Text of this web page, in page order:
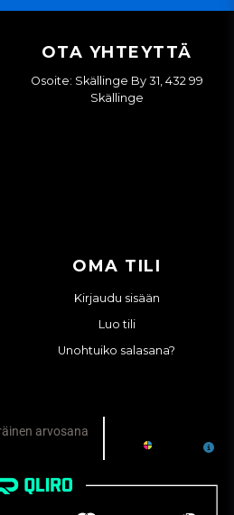
OTA YHTEYTTÄ
Osoite: Skällinge By 31, 432 99
Skällinge
OMA TILI
Kirjaudu sisään
Luo tili
Unohtuiko salasana?